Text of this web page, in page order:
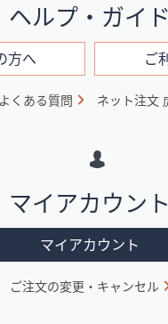
ヘルプ・ガイド
方へ ご
よくある質問 ネット注文
マイアカウント
マイアカウント
ご注文の変更・キャンセル